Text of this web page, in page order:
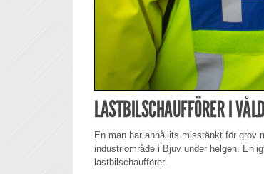
LASTBILSCHAUFFÖRER I
En man har anhållits misstänkt för grov
industriområde i Bjuv under helgen.
lastbilschaufförer.